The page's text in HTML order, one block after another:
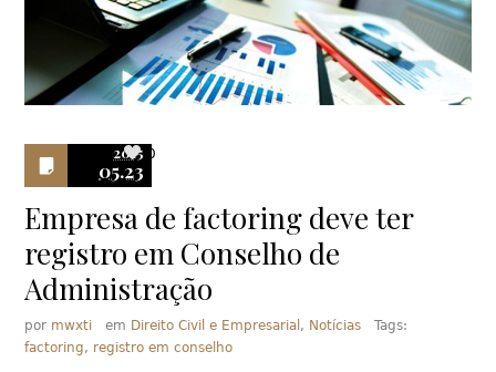
2015
05.23
0
Empresa de factoring deve ter
registro em Conselho de
Administração
por mwxti em Direito Civil e Empresarial , Notícias
Tags:
factoring, registro em conselho